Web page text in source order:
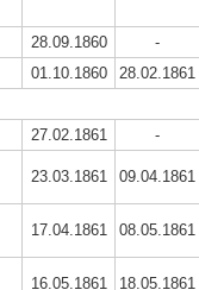
28.09.1860
-
01.10.1860
28.02.1861
27.02.1861
-
23.03.1861 09.04.1861
17.04.1861 08.05.1861
16.05.1861 18.05.1861